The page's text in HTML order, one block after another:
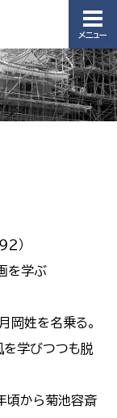
メニュー
）
を学ぶ
岡姓を名乗る。
を学びつつも脱
頃から菊池容斎